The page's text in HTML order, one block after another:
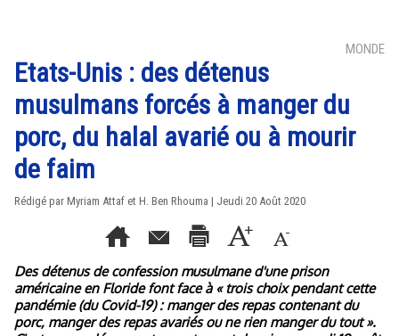
MONDE
Etats-Unis : des détenus
musulmans forcés à manger du
porc, du halal avarié ou à mourir
de faim
Rédigé par Myriam Attaf et H. Ben Rhouma | Jeudi 20 Août 2020
Des détenus de confession musulmane d'une prison
américaine en Floride font face à « trois choix pendant cette
pandémie (du Covid-19) : manger des repas contenant du
porc, manger des repas avariés ou ne rien manger du tout ».